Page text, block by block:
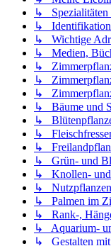
↳ Spezialitäten
↳ Identifikation
↳ Wichtige
↳ Medien,
↳
↳
↳
↳ Bäume und
↳
↳
↳
↳ Grün- und
↳ Knollen- und
↳
↳ Palmen im
↳ Rank-,
↳ Aquarium-
↳ Gestalten mit